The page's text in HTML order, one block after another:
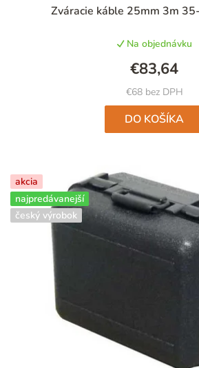
Zváracie káble 25mm 3m
je
5,0
z
5
Na objednávku
€68 bez DPH
€83,64
DO KOŠÍKA
akcia
najpredávanejší
český výrobok